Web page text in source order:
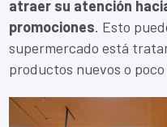
atraer su atención
promociones. Esto
supermercado está
productos nuevos o